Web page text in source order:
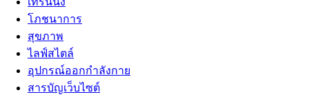
โภชนาการ
สุขภาพ
ไลฟ์สไตล์
อุปกรณ์ออกกำลังกาย
สารบัญเว็บไซต์